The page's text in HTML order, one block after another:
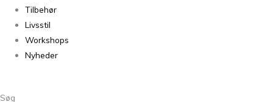
Tilbehør
Livsstil
Workshops
Nyheder
Søg